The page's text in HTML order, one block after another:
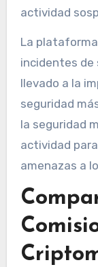
actividad
La
incidentes de
llevado a la
seguridad
la seguridad
actividad
amenazas a